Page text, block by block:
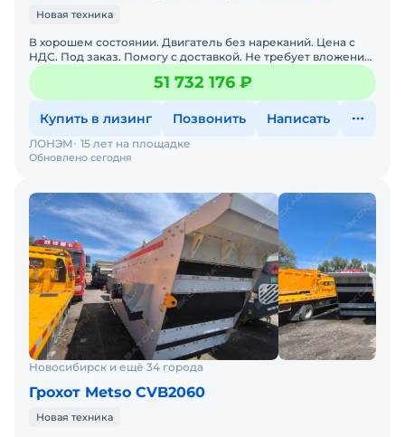
Новая техника
В хорошем состоянии. Двигатель без нареканий. Цена с
НДС. Под заказ. Помогу с доставкой. Не требует вложений.
Обслуживалась у оф. дилера. Готова к эксплуатации.
51 732 176 ₽
Купить в лизинг Позвонить Написать
Обновлено сегодня
ЛОНЭМ 15 лет на площадке
Новосибирск и ещё 34 города
Грохот Metso CVB2060
Новая техника